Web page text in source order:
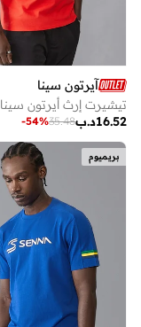
آيرتون سينا
تيشيرت إرث أيرتون سينا
د.ب16.52
35.48
-54%
بريميوم